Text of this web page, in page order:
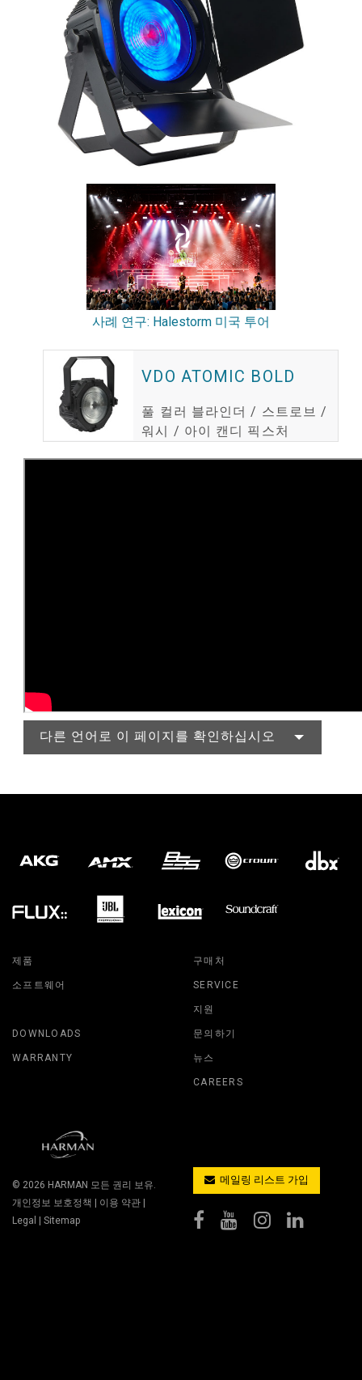
사례 연구: Halestorm 미국 투어
VDO ATOMIC BOLD
풀 컬러 블라인더 / 스트로브 /
워시 / 아이 캔디 픽스처
다른 언어로 이 페이지를 확인하십시오
제품
소프트웨어
구매처
SERVICE
지원
DOWNLOADS
WARRANTY
문의하기
뉴스
CAREERS
© 2026 HARMAN 모든 권리 보유.
개인정보 보호정책 | 이용 약관 |
Legal | Sitemap
메일링 리스트 가입